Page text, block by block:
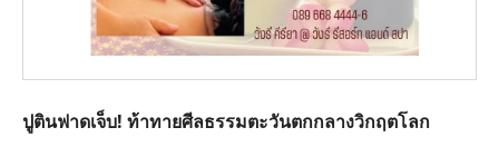
ปูตินฟาดเจ็บ! ท้าทายศีลธรรมตะวันตกกลางวิกฤตโลก